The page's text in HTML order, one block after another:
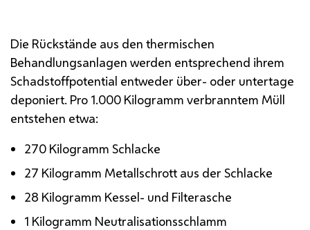
Die Rückstände aus den thermischen
Behandlungsanlagen werden entsprechend ihrem
Schadstoffpotential entweder über- oder untertage
deponiert. Pro 1.000 Kilogramm verbranntem Müll
entstehen etwa:
270 Kilogramm Schlacke
27 Kilogramm Metallschrott aus der Schlacke
28 Kilogramm Kessel- und Filterasche
1 Kilogramm Neutralisationsschlamm